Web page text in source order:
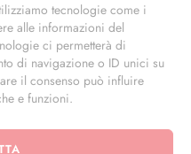
tecnologie come i
alle informazioni del
ci permetterà di
di navigazione o ID unici su
il consenso può influire
e funzioni.